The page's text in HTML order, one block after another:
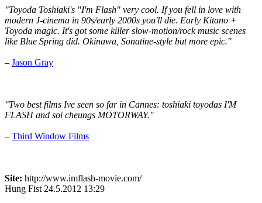
"Toyoda Toshiaki's "I'm Flash" very cool. If you fell in love with
modern J-cinema in 90s/early 2000s you'll die. Early Kitano +
Toyoda magic. It's got some killer slow-motion/rock music scenes
like Blue Spring did. Okinawa, Sonatine-style but more epic."
– Jason Gray
"Two best films Ive seen so far in Cannes: toshiaki toyodas I'M
FLASH and soi cheungs MOTORWAY."
– Third Window Films
Site: http://www.imflash-movie.com/
Hung Fist 24.5.2012 13:29